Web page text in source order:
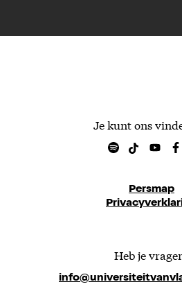
Je kunt ons
Persmap
Heb je